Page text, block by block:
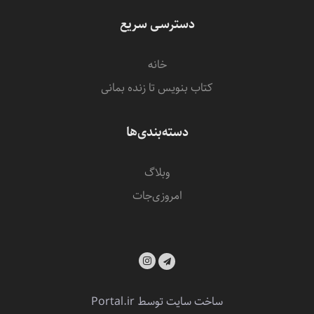
دسترسی سریع
خانه
کتاب بنویس تا زنده بمانی
دسته‌بندی‌ها
وبلاگ
امروزی‌‌جات
ساخت سایت توسطPortal.ir